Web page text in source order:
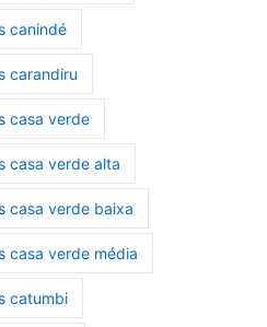
canindé
carandiru
casa verde
casa verde alta
casa verde baixa
casa verde média
catumbi